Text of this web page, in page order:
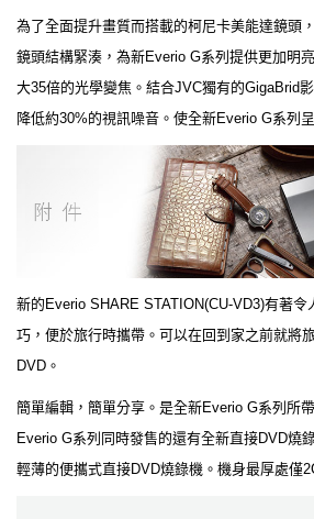
為了全面提升畫質而搭載的柯尼卡美能達鏡頭
鏡頭結構緊湊，為新Everio G系列提供更加明
大35倍的光學變焦。結合JVC獨有的GigaBrid
降低約30%的視訊噪音。使全新Everio G系列
新的Everio SHARE STATION(CU-VD3)有著
巧，便於旅行時攜帶。可以在回到家之前就將
DVD。
簡單編輯，簡單分享。是全新Everio G系列所
Everio G系列同時發售的還有全新直接DVD燒
輕薄的便攜式直接DVD燒錄機。機身最厚處僅